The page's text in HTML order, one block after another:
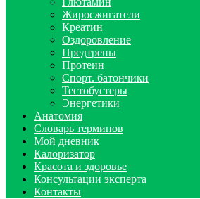
Жиросжигатели
Креатин
Оздоровление
Предтрены
Протеин
Спорт. батончики
Тестобустеры
Энергетики
Анатомия
Словарь терминов
Мой дневник
Калоризатор
Красота и здоровье
Консультации эксперта
Контакты